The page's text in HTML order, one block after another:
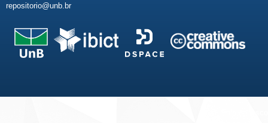
repositorio@unb.br